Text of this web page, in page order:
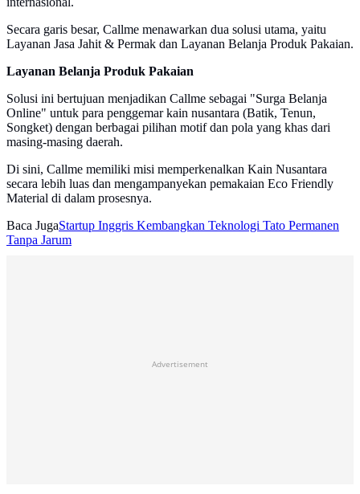
Secara garis besar, Callme menawarkan dua solusi utama, yaitu
Layanan Jasa Jahit & Permak dan Layanan Belanja Produk Pakaian.
Layanan Belanja Produk Pakaian
Solusi ini bertujuan menjadikan Callme sebagai "Surga Belanja
Online" untuk para penggemar kain nusantara (Batik, Tenun,
Songket) dengan berbagai pilihan motif dan pola yang khas dari
masing-masing daerah.
Di sini, Callme memiliki misi memperkenalkan Kain Nusantara
secara lebih luas dan mengampanyekan pemakaian Eco Friendly
Material di dalam prosesnya.
Baca JugaStartup Inggris Kembangkan Teknologi Tato Permanen
Tanpa Jarum
Advertisement